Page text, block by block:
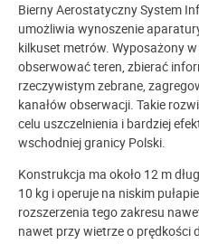
Bierny Aerostatyczny System
umożliwia wynoszenie
kilkuset metrów. Wyposażony
obserwować teren, zbierać
rzeczywistym zebrane,
kanałów obserwacji. Takie
celu uszczelnienia i bardziej
wschodniej granicy Polski.
Konstrukcja ma około 12 m
10 kg i operuje na niskim
rozszerzenia tego zakresu
nawet przy wietrze o prędkości